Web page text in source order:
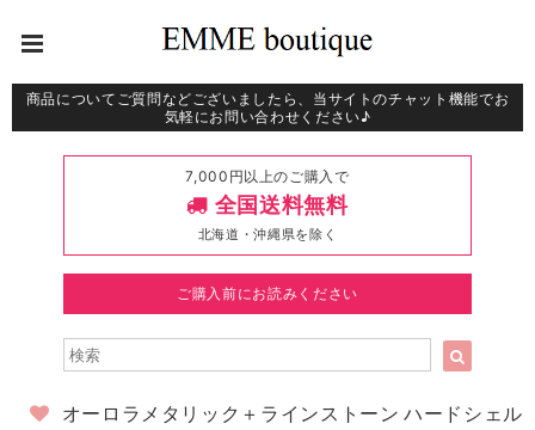
商品についてご質問などございましたら、当サイトのチャット機能でお
気軽にお問い合わせください♪
7,000円以上のご購入で
全国送料無料
北海道・沖縄県を除く
ご購入前にお読みください
オーロラメタリック＋ラインストーン ハードシェル